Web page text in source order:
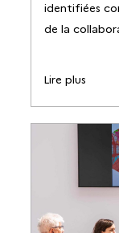
identifiées
de la
Lire plus